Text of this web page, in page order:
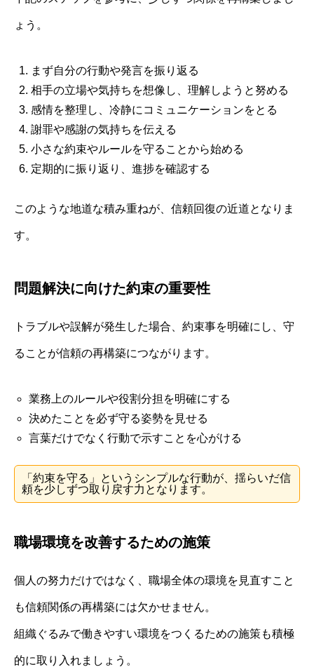
ょう。
まず自分の行動や発言を振り返る
相手の立場や気持ちを想像し、理解しようと努める
感情を整理し、冷静にコミュニケーションをとる
謝罪や感謝の気持ちを伝える
小さな約束やルールを守ることから始める
定期的に振り返り、進捗を確認する
このような地道な積み重ねが、信頼回復の近道となりま
す。
問題解決に向けた約束の重要性
トラブルや誤解が発生した場合、約束事を明確にし、守
ることが信頼の再構築につながります。
業務上のルールや役割分担を明確にする
決めたことを必ず守る姿勢を見せる
言葉だけでなく行動で示すことを心がける
「約束を守る」というシンプルな行動が、揺らいだ信
頼を少しずつ取り戻す力となります。
職場環境を改善するための施策
個人の努力だけではなく、職場全体の環境を見直すこと
も信頼関係の再構築には欠かせません。
組織ぐるみで働きやすい環境をつくるための施策も積極
的に取り入れましょう。